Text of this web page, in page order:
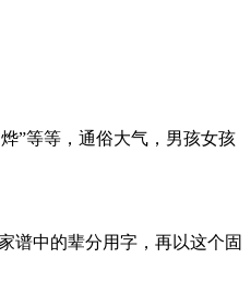
”等等，通俗大气，男孩女孩
谱中的辈分用字，再以这个固